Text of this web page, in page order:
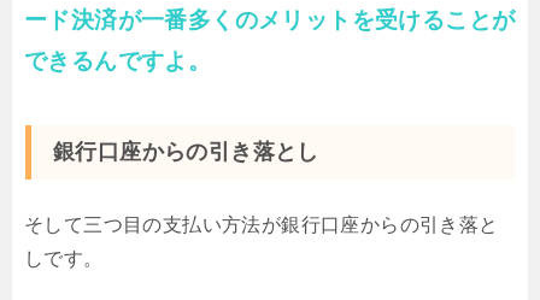
ード決済が一番多くのメリットを受けることが
できるんですよ。
銀行口座からの引き落とし
そして三つ目の支払い方法が銀行口座からの引き落と
しです。